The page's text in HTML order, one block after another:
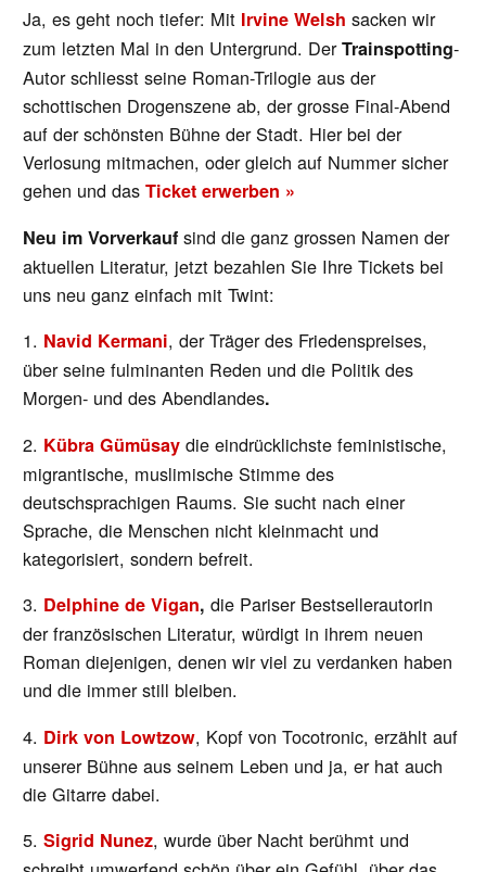
Ja, es geht noch tiefer: Mit Irvine Welsh sacken wir
zum letzten Mal in den Untergrund. DerTrainspotting-
Autor schliesst seine Roman-Trilogie aus der
schottischen Drogenszene ab, der grosse Final-Abend
auf der schönsten Bühne der Stadt. Hier bei der
Verlosung mitmachen, oder gleich auf Nummer sicher
gehen und dasTicket erwerben »
Neu im Vorverkauf sind die ganz grossen Namen der
aktuellen Literatur, jetzt bezahlen Sie Ihre Tickets bei
uns neu ganz einfach mit Twint:
1. Navid Kermani, der Träger des Friedenspreises,
über seine fulminanten Reden und die Politik des
Morgen- und des Abendlandes.
2. Kübra Gümüsay die eindrücklichste feministische,
migrantische, muslimische Stimme des
deutschsprachigen Raums. Sie sucht nach einer
Sprache, die Menschen nicht kleinmacht und
kategorisiert, sondern befreit.
3. Delphine de Vigan,die Pariser Bestsellerautorin
der französischen Literatur, würdigt in ihrem neuen
Roman diejenigen, denen wir viel zu verdanken haben
und die immer still bleiben.
4. Dirk von Lowtzow, Kopf von Tocotronic, erzählt auf
unserer Bühne aus seinem Leben und ja, er hat auch
die Gitarre dabei.
5.Sigrid Nunez, wurde über Nacht berühmt und